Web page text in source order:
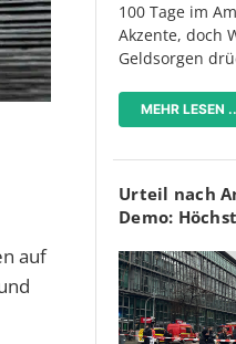
auf
100 Tage im
Akzente, doch
Geldsorgen
MEHR LESEN
Urteil nach
Demo: